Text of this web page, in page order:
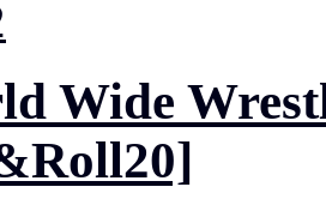
Wide